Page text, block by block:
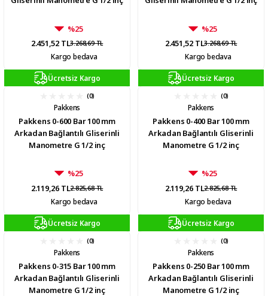
%25
2.451,52 TL3.268,69 TL
Kargo bedava
%25
2.451,52 TL3.268,69 TL
Kargo bedava
Ücretsiz Kargo
(0)
Pakkens
Pakkens 0-600 Bar 100 mm
Arkadan Bağlantılı Gliserinli
Manometre G 1/2 inç
%25
2.119,26 TL2.825,68 TL
Kargo bedava
Ücretsiz Kargo
(0)
Pakkens
Pakkens 0-400 Bar 100 mm
Arkadan Bağlantılı Gliserinli
Manometre G 1/2 inç
%25
2.119,26 TL2.825,68 TL
Kargo bedava
Ücretsiz Kargo
(0)
Pakkens
Pakkens 0-315 Bar 100 mm
Arkadan Bağlantılı Gliserinli
Manometre G 1/2 inç
Ücretsiz Kargo
(0)
Pakkens
Pakkens 0-250 Bar 100 mm
Arkadan Bağlantılı Gliserinli
Manometre G 1/2 inç